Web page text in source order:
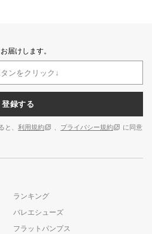
届けします。
登録する
、 利用規約 プライバシー規約
に同意
ランキング
バレエシューズ
フラットパンプス